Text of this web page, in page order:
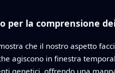
per la comprensione
che il nostro aspetto
agiscono in finestra
genetici, offrendo una